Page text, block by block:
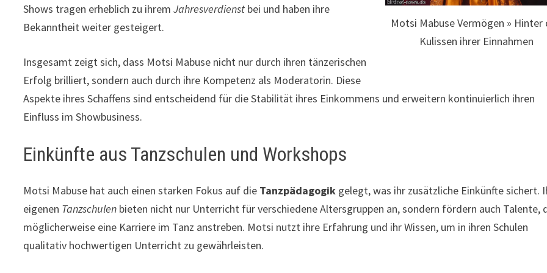
Motsi Mabuse Vermögen » Hinter
Kulissen ihrer Einnahmen
Shows tragen erheblich zu ihremJahresverdienst bei und haben ihre
Bekanntheit weiter gesteigert.
Insgesamt zeigt sich, dass Motsi Mabuse nicht nur durch ihren tänzerischen
Erfolg brilliert, sondern auch durch ihre Kompetenz als Moderatorin. Diese
Aspekte ihres Schaffens sind entscheidend für die Stabilität ihres Einkommens und erweitern kontinuierlich ihren
Einfluss im Showbusiness.
Einkünfte aus Tanzschulen und Workshops
Motsi Mabuse hat auch einen starken Fokus auf die Tanzpädagogik gelegt, was ihr zusätzliche Einkünfte sichert.
eigenen Tanzschulen bieten nicht nur Unterricht für verschiedene Altersgruppen an, sondern fördern auch Talente,
möglicherweise eine Karriere im Tanz anstreben. Motsi nutzt ihre Erfahrung und ihr Wissen, um in ihren Schulen
qualitativ hochwertigen Unterricht zu gewährleisten.